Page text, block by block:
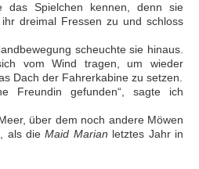
das Spielchen kennen, denn sie
dreimal Fressen zu und schloss
scheuchte sie hinaus.
vom Wind tragen, um wieder
Dach der Fahrerkabine zu setzen.
Freundin gefunden“, sagte ich
über dem noch andere Möwen
als dieMaid Marian letztes Jahr in